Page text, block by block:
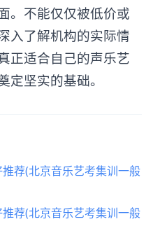
。不能仅仅被低价或
入了解机构的实际情
正适合自己的声乐艺
定坚实的基础。
荐(北京音乐艺考集训一般
荐(北京音乐艺考集训一般